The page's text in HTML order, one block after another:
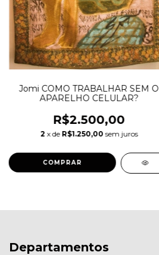
Jomi COMO TRABALHAR SEM O
APARELHO CELULAR?
R$2.500,00
2 x de R$1.250,00 sem juros
Departamentos